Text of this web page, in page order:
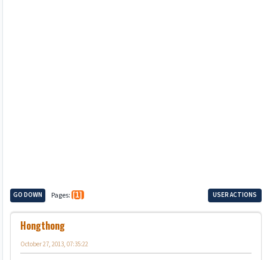
GO DOWN Pages 1 USER ACTIONS
Hongthong
October 27, 2013, 07:35:22